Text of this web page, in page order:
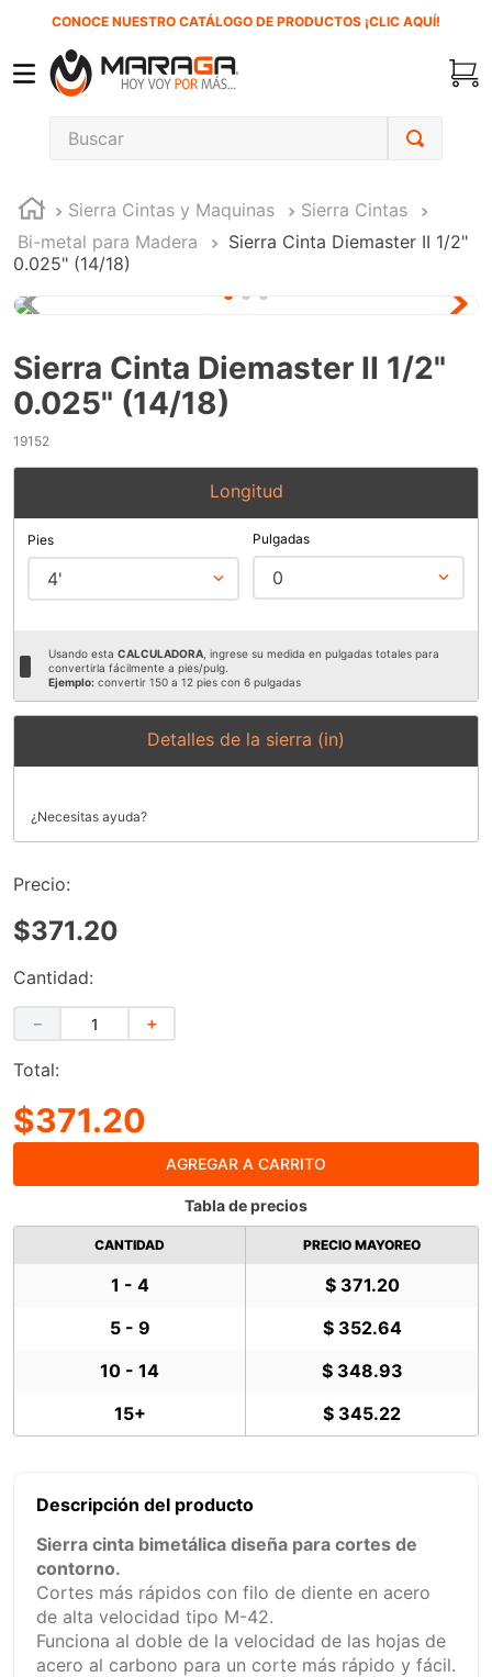
CONOCE NUESTRO CATÁLOGO DE PRODUCTOS ¡CLIC AQUÍ!
Buscar
Sierra Cintas y Maquinas
Sierra Cintas
Bi-metal para Madera
Sierra Cinta Diemaster II 1/2"
0.025" (14/18)
Sierra Cinta Diemaster II 1/2"
0.025" (14/18)
19152
Longitud
Pies
4'
Pulgadas
0
Usando esta CALCULADORA , ingrese su medida en pulgadas totales para
convertirla fácilmente a pies/pulg.
Ejemplo: convertir 150 a 12 pies con 6 pulgadas
Detalles de la sierra (in)
¿Necesitas ayuda?
Precio:
$371.20
Cantidad:
＋
－
Total:
$371.20
AGREGAR A CARRITO
Tabla de precios
CANTIDAD PRECIO MAYOREO
1 - 4
$ 371.20
5 - 9
$ 352.64
10 - 14
$ 348.93
15+
$ 345.22
Descripción del producto
Sierra cinta bimetálica diseña para cortes de
contorno.
Cortes más rápidos con filo de diente en acero
de alta velocidad tipo M-42.
Funciona al doble de la velocidad de las hojas de
acero al carbono para un corte más rápido y fácil.
1.
inversora
.
carbones
3.
sierra cinta
5.
interruptor
6.
8.
lenox
9.
ke500
10. -cut